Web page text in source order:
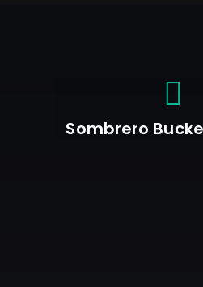
Sombrero